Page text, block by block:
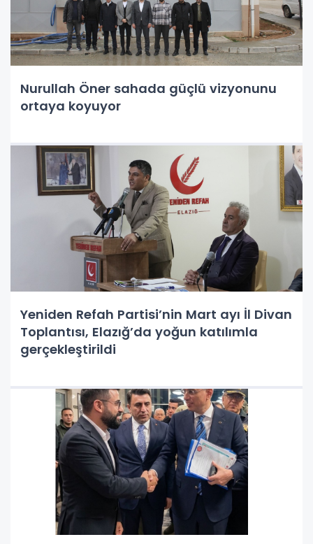
Nurullah Öner sahada güçlü vizyonunu
ortaya koyuyor
Yeniden Refah Partisi’nin Mart ayı İl Divan
Toplantısı, Elazığ’da yoğun katılımla
gerçekleştirildi